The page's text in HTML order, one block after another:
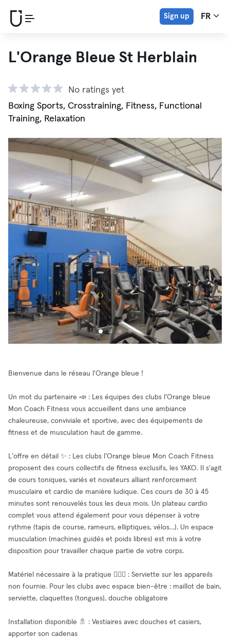
Sign up FR
L'Orange Bleue St Herblain
No ratings yet
Boxing Sports, Crosstraining, Fitness, Functional
Training, Relaxation
Bienvenue dans le réseau l'Orange bleue !
Un mot du partenaire 📣 : Les équipes des clubs l’Orange bleue
Mon Coach Fitness vous accueillent dans une ambiance
chaleureuse, conviviale et sportive, avec des équipements de
fitness et de musculation haut de gamme.
L'offre en détail ✨ : Les clubs l’Orange bleue Mon Coach Fitness
proposent des cours collectifs de fitness exclusifs, les YAKO. Il s'agit
de cours toniques, variés et novateurs alliant renforcement
musculaire et cardio de manière ludique. Ces cours de 30 à 45
minutes sont renouvelés tous les deux mois. Un plateau cardio
complet vous attend également pour vous dépenser à votre
rythme (tapis de course, rameurs, elliptiques, vélos…). Un espace
musculation (machines guidés et poids libres) est mis à votre
disposition pour travailler chaque partie de votre corps.
Matériel nécessaire à la pratique 🏋🏻‍♀️ : Serviette sur les appareils
non fournie. Pour les clubs avec espace bien-être : maillot de bain,
serviette, claquettes (tongues), douche obligatoire
Installation disponible 🚿 : Vestiaires avec douches et casiers,
apporter son cadenas